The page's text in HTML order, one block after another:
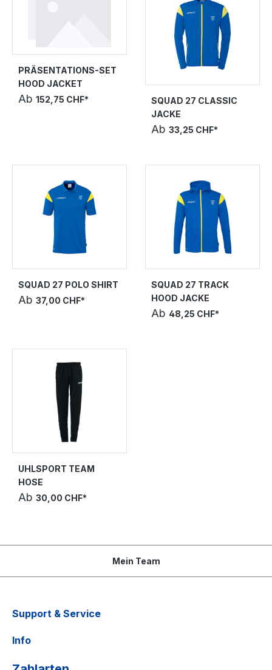
PRÄSENTATIONS-SET
HOOD JACKET
Ab 152,75 CHF*
SQUAD 27 CLASSIC
JACKE
Ab 33,25 CHF*
SQUAD 27 POLO SHIRT
Ab 37,00 CHF*
SQUAD 27 TRACK
HOOD JACKE
Ab 48,25 CHF*
UHLSPORT TEAM
HOSE
Ab 30,00 CHF*
Mein Team
Support & Service
Info